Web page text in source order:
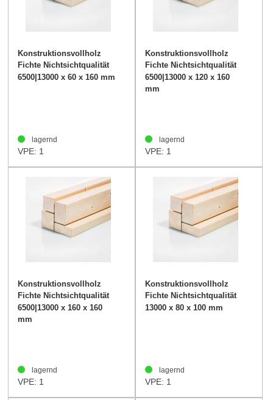
Konstruktionsvollholz
Fichte Nichtsichtqualität
60/160mm
6500|13000 x 60 x 160 mm
lagernd
VPE: 1
Konstruktionsvollholz
Fichte Nichtsichtqualität
120/160mm
6500|13000 x 120 x 160
mm
lagernd
VPE: 1
Konstruktionsvollholz
Fichte Nichtsichtqualität
160/160mm
6500|13000 x 160 x 160
mm
lagernd
VPE: 1
Konstruktionsvollholz
Fichte Nichtsichtqualität
80/100mm
13000 x 80 x 100 mm
lagernd
VPE: 1